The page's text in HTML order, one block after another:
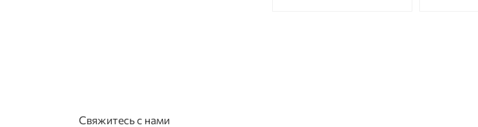
Свяжитесь с нами